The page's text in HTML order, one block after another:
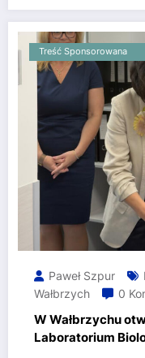
Treść Sponsorowana
Paweł Szpur
Wałbrzych
0
W Wałbrzychu
Laboratorium